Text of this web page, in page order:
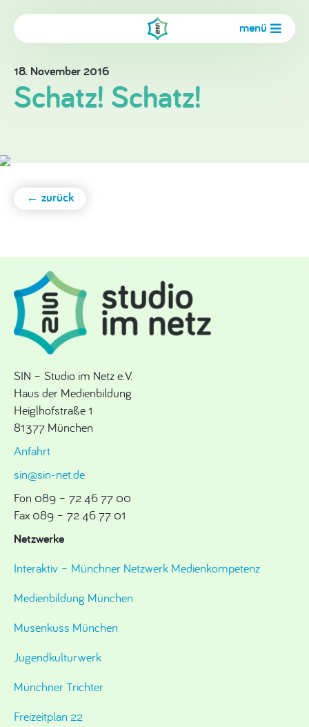
menü
18. November 2016
Schatz! Schatz!
← zurück
SIN – Studio im Netz e.V.
Haus der Medienbildung
Heiglhofstraße 1
81377 München
Anfahrt
sin@sin-net.de
Fon 089 – 72 46 77 00
Fax 089 – 72 46 77 01
Netzwerke
Interaktiv – Münchner Netzwerk Medienkompetenz
Medienbildung München
Musenkuss München
Jugendkulturwerk
Münchner Trichter
Freizeitplan 22